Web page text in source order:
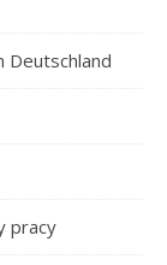
Deutschland
pracy